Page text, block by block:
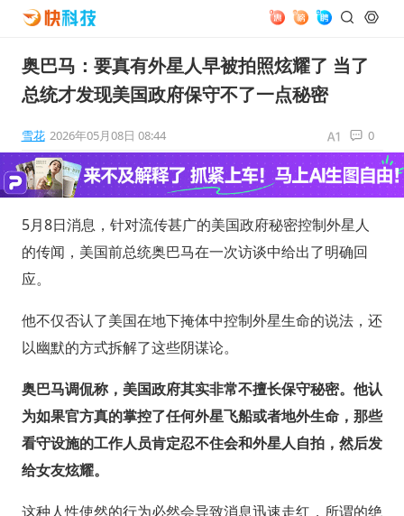
奥巴马：要真有外星人早被拍照炫耀了 当了
总统才发现美国政府保守不了一点秘密
雪花 2026年05月08日 08:44 0
5月8日消息，针对流传甚广的美国政府秘密控制外星人
的传闻，美国前总统奥巴马在一次访谈中给出了明确回
应。
他不仅否认了美国在地下掩体中控制外星生命的说法，还
以幽默的方式拆解了这些阴谋论。
奥巴马调侃称，美国政府其实非常不擅长保守秘密。他认
为如果官方真的掌控了任何外星飞船或者地外生命，那些
看守设施的工作人员肯定忍不住会和外星人自拍，然后发
给女友炫耀。
这种人性使然的行为必然会导致消息迅速走红，所谓的绝